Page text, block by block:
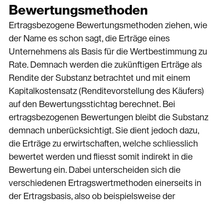
Bewertungsmethoden
Ertragsbezogene Bewertungsmethoden ziehen, wie
der Name es schon sagt, die Erträge eines
Unternehmens als Basis für die Wertbestimmung zu
Rate. Demnach werden die zukünftigen Erträge als
Rendite der Substanz betrachtet und mit einem
Kapitalkostensatz (Renditevorstellung des Käufers)
auf den Bewertungsstichtag berechnet. Bei
ertragsbezogenen Bewertungen bleibt die Substanz
demnach unberücksichtigt. Sie dient jedoch dazu,
die Erträge zu erwirtschaften, welche schliesslich
bewertet werden und fliesst somit indirekt in die
Bewertung ein. Dabei unterscheiden sich die
verschiedenen Ertragswertmethoden einerseits in
der Ertragsbasis, also ob beispielsweise der